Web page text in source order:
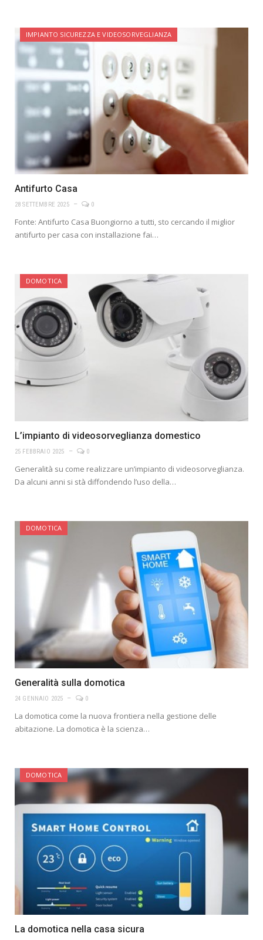
IMPIANTO SICUREZZA E VIDEOSORVEGLIANZA
Antifurto Casa
28 SETTEMBRE 2025 0
Fonte: Antifurto Casa Buongiorno a tutti, sto cercando il miglior
antifurto per casa con installazione fai…
DOMOTICA
L’impianto di videosorveglianza domestico
25 FEBBRAIO 2025 0
Generalità su come realizzare un’impianto di videosorveglianza.
Da alcuni anni si stà diffondendo l’uso della…
DOMOTICA
Generalità sulla domotica
24 GENNAIO 2025 0
La domotica come la nuova frontiera nella gestione delle
abitazione. La domotica è la scienza…
DOMOTICA
La domotica nella casa sicura